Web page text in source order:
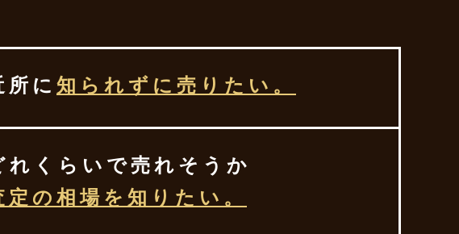
所に 知られずに売りたい。
れくらいで売れそうか
定の相場を知りたい。